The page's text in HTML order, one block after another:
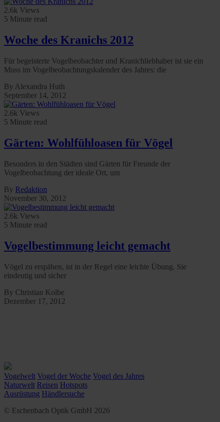
2.6k Views
5 Minute read
Woche des Kranichs 2012
Für begeisterte Vogelbeobachter und Kranichliebhaber ist sie ein
Muss im Vogelbeobachtungskalender des Jahres: die
By Alexandra Huth
September 14, 2012
2.6k Views
5 Minute read
Gärten: Wohlfühloasen für Vögel
Besonders in den Städten sind Gärten für Freunde der
Vogelbeobachtung der ideale Ort, um
By Redaktion
November 30, 2012
2.6k Views
5 Minute read
Vogelbestimmung leicht gemacht
Vögel zu erspähen, ist in der Regel eine leichte Übung. Sie
eindeutig und sicher
By Christian Kolbe
Dezember 17, 2012
Vogelwelt Vogel der Woche Vogel des Jahres
Naturwelt Reisen Hotspots
Ausrüstung Händlersuche
© Eschenbach Optik GmbH 2026